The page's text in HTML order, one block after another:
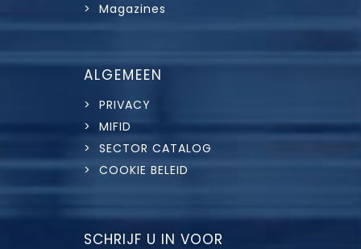
> Magazines
ALGEMEEN
> PRIVACY
> MIFID
> SECTOR CATALOG
> COOKIE BELEID
SCHRIJF U IN VOOR